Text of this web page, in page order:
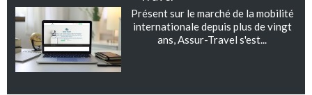
Présent sur le marché de la mobilité
internationale depuis plus de vingt
ans, Assur-Travel s'est...